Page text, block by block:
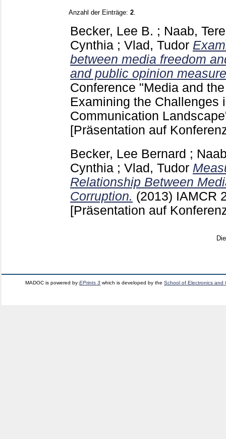
Anzahl der Einträge: 2
Becker, Lee B. ; Naab,
Cynthia ; Vlad, Tudor
between media freedom
and public opinion
Conference "Media and
Examining the Challenges
Communication
[Präsentation auf
Becker, Lee Bernard ;
Cynthia ; Vlad, Tudor
Relationship Between
Corruption. (2013) IAMCR
[Präsentation auf
MADOC is powered byEPrints 3 which is developed by theSchool of Electronics and